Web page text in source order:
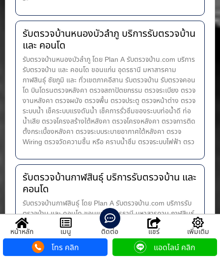
รับตรวจบ้านหนองบัวลำภู บริการรับตรวจบ้าน
และ คอนโด
รับตรวจบ้านหนองบัวลำภู โดย Plan A รับตรวจบ้าน.com บริการ
รับตรวจบ้าน และ คอนโด ขอนแก่น อุดรธานี มหาสารคาม
กาฬสินธุ์ ชัยภูมิ และ ทั่วเขตภาคอีสาน รับตรวจบ้าน รับตรวจคอน
โด บินโดรนตรวจหลังคา ตรวจสถาปัตยกรรม ตรวจระเบียง ตรวจ
งานหลังคา ตรวจผนัง ตรวจพื้น ตรวจประตู ตรวจหน้าต่าง​ ตรวจ
ระบบน้ำ เช็คระบบแรงดันน้ำ เช็คการรั่วซึมของระบบท่อน้ำ​ดี ท่อ
น้ำ​เสีย ตรวจโครงสร้างใต้หลังคา ตรวจโครงหลังคา ตรวจการติด
ตั้งกระเบื้องหลังคา ตรวจระบบระบายอากาศใต้หลังคา ตรวจ
Wiring ตรวจวัดความชื้น หรือ คราบน้ำซึม ตรวจระบบไฟฟ้า ตรว
รับตรวจบ้านกาฬสินธุ์ บริการรับตรวจบ้าน และ
คอนโด
รับตรวจบ้านกาฬสินธุ์ โดย Plan A รับตรวจบ้าน.com บริการรับ
ตรวจบ้าน และ คอนโด ขอนแก่น อุดรธานี มหาสารคาม กาฬสินธุ์
ชัยภูมิ และ ทั่วเขตภาคอีสาน รับตรวจบ้าน รับตรวจคอนโด บินโด
รนตรวจหลังคา ตรวจสถาปัตยกรรม ตรวจระเบียง ตรวจงาน
หลังคา ตรวจผนัง ตรวจพื้น ตรวจประตู ตรวจหน้าต่าง​ ตรวจ
ระบบน้ำ เช็คระบบแรงดันน้ำ เช็คการรั่วซึมของระบบท่อน้ำ​ดี ท่อ
หน้าหลัก เมนู ติดต่อ แชร์ เพิ่มเติม
โทร คลิก แอดไลน์ คลิก